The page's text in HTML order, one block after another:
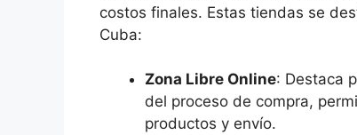
costos finales. Estas tiendas se
Cuba:
Zona Libre Online: Destaca
del proceso de compra,
productos y envío.